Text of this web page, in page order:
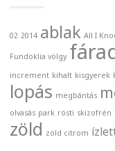
02 2014 ablak All I
Fundoklia völgy
increment kihalt kisgyerek
lopás megbántás
olvasás park rösti skizofrén
zöld zöld citrom